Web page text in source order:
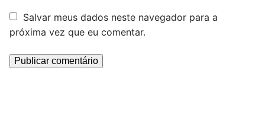
Salvar meus dados neste navegador para a
próxima vez que eu comentar.